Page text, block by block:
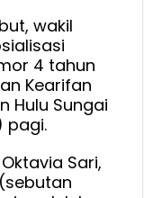
wakil
4 tahun
Kearifan
Hulu Sungai
pagi.
Sari,